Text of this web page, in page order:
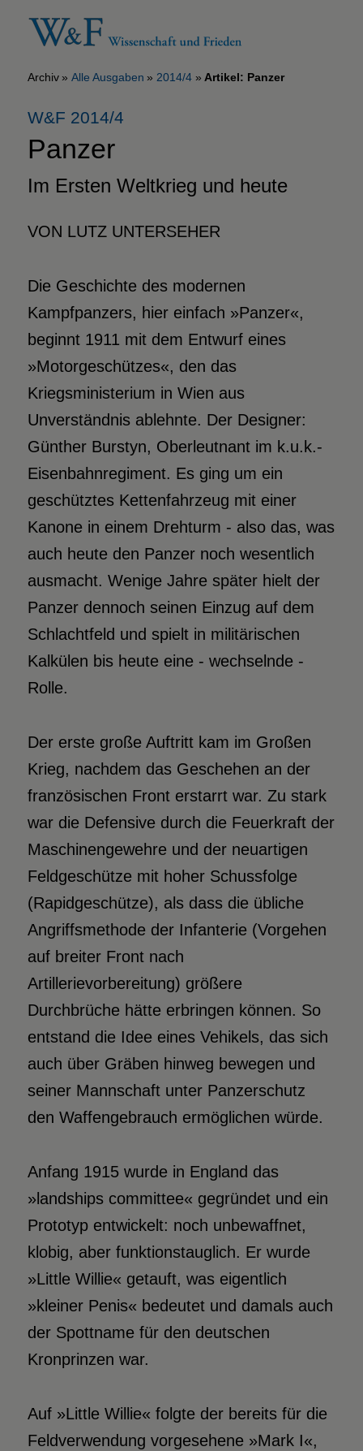
Archiv Alle Ausgaben 2014/4 Artikel: Panzer
W&F 2014/4
Panzer
Im Ersten Weltkrieg und heute
VON LUTZ UNTERSEHER
Die Geschichte des modernen
Kampfpanzers, hier einfach »Panzer«,
beginnt 1911 mit dem Entwurf eines
»Motorgeschützes«, den das
Kriegsministerium in Wien aus
Unverständnis ablehnte. Der Designer:
Günther Burstyn, Oberleutnant im k.u.k.-
Eisenbahnregiment. Es ging um ein
geschütztes Kettenfahrzeug mit einer
Kanone in einem Drehturm - also das, was
auch heute den Panzer noch wesentlich
ausmacht. Wenige Jahre später hielt der
Panzer dennoch seinen Einzug auf dem
Schlachtfeld und spielt in militärischen
Kalkülen bis heute eine - wechselnde -
Rolle.
Der erste große Auftritt kam im Großen
Krieg, nachdem das Geschehen an der
französischen Front erstarrt war. Zu stark
war die Defensive durch die Feuerkraft der
Maschinengewehre und der neuartigen
Feldgeschütze mit hoher Schussfolge
(Rapidgeschütze), als dass die übliche
Angriffsmethode der Infanterie (Vorgehen
auf breiter Front nach
Artillerievorbereitung) größere
Durchbrüche hätte erbringen können. So
entstand die Idee eines Vehikels, das sich
auch über Gräben hinweg bewegen und
seiner Mannschaft unter Panzerschutz
den Waffengebrauch ermöglichen würde.
Anfang 1915 wurde in England das
»landships committee« gegründet und ein
Prototyp entwickelt: noch unbewaffnet,
klobig, aber funktionstauglich. Er wurde
»Little Willie« getauft, was eigentlich
»kleiner Penis« bedeutet und damals auch
der Spottname für den deutschen
Kronprinzen war.
Auf »Little Willie« folgte der bereits für die
Feldverwendung vorgesehene »Mark I«,